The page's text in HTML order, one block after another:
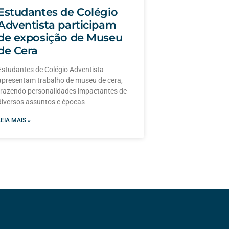
de Colégio
participam
exposição de Museu
Cera
de Colégio Adventista
trabalho de museu de cera,
personalidades impactantes de
assuntos e épocas
MAIS »